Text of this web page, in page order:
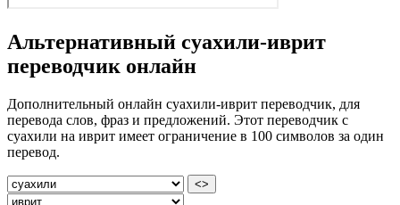
Альтернативный суахили-иврит
переводчик онлайн
Дополнительный онлайн суахили-иврит переводчик, для
перевода слов, фраз и предложений. Этот переводчик с
суахили на иврит имеет ограничение в 100 символов за один
перевод.
<>